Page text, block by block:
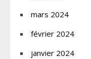
mars 2024
février 2024
janvier 2024